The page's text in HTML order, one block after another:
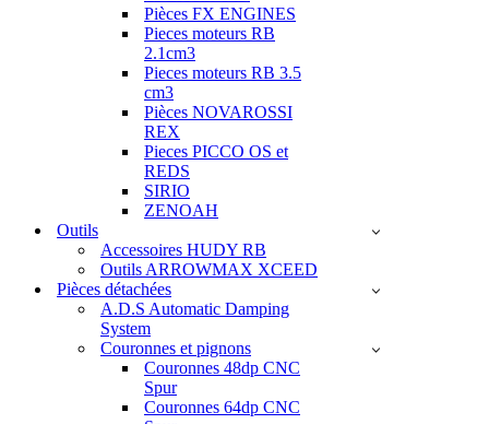
Pièces FX ENGINES
Pieces moteurs RB
2.1cm3
Pieces moteurs RB 3.5
cm3
Pièces NOVAROSSI
REX
Pieces PICCO OS et
REDS
SIRIO
ZENOAH
Outils
Accessoires HUDY RB
Outils ARROWMAX XCEED
Pièces détachées
A.D.S Automatic Damping
System
Couronnes et pignons
Couronnes 48dp CNC
Spur
Couronnes 64dp CNC